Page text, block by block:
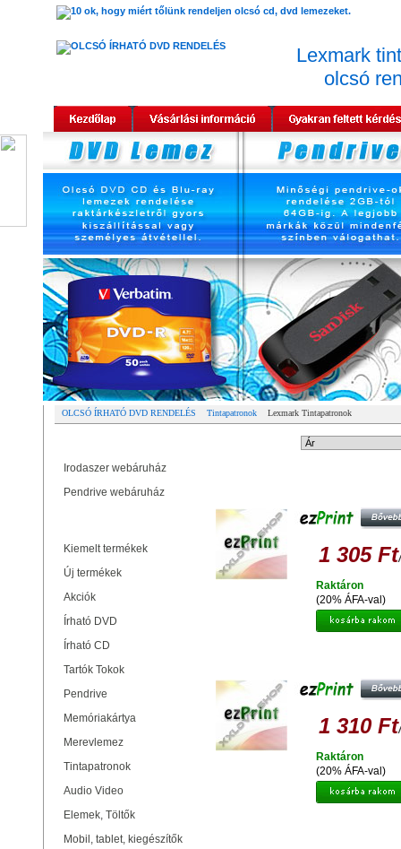
Lexmark
olcsó
OLCSÓ ÍRHATÓ DVD RENDELÉS Tintapatronok Lexmark Tintapatronok
Irodaszer webáruház
Pendrive webáruház
Kiemelt termékek
Új termékek
Akciók
Írható DVD
Írható CD
Tartók Tokok
Pendrive
Memóriakártya
Merevlemez
Tintapatronok
Audio Video
Elemek, Töltők
Mobil, tablet, kiegészítők
1 305 Ft
(20% ÁFA-val)
Raktáron
1 310 Ft
(20% ÁFA-val)
Raktáron